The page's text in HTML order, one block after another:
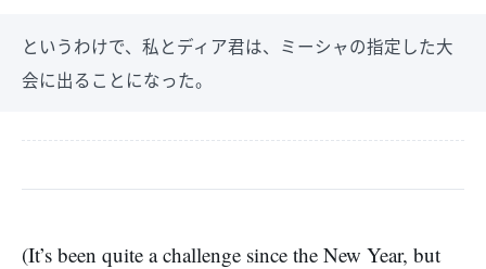
というわけで、私とディア君は、ミーシャの指定した大
会に出ることになった。
(It’s been quite a challenge since the New Year, but